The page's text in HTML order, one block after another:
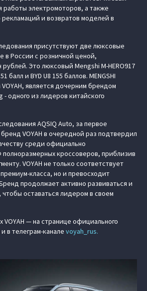
работы электромоторов, а также
и возвратов моделей в
присутствуют две люксовые
в России с розничной ценой,
Это люксовый Mengshi M‑HERO917
балл и BYD U8 155 баллов. MENGSHI
VOYAH, является дочерним брендом
одного из лидеров китайского
AQSIQ Auto, за первое
VOYAH в очередной раз подтвердил
среди официально
кроссоверов, приблизив
VOYAH не только соответствует
класса, но и превосходит
продолжает активно развиваться и
оставаться лидером в своем
— на странице официального
и в телеграм-канале voyah_rus.